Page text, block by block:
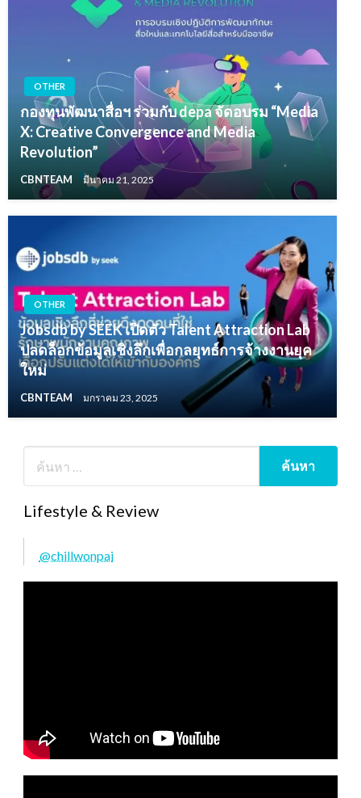
OTHER
กองทุนพัฒนาสื่อฯ ร่วมกับ depa จัดอบรม “Media
X: Creative Convergence and Media
Revolution”
CBNTEAM มีนาคม 21, 2025
OTHER
Jobsdb by SEEK เปิดตัว Talent Attraction Lab
ปลดล็อกข้อมูลเชิงลึกเพื่อกลยุทธ์การจ้างงานยุค
ใหม่
CBNTEAM มกราคม 23, 2025
Lifestyle & Review
@chillwonpai